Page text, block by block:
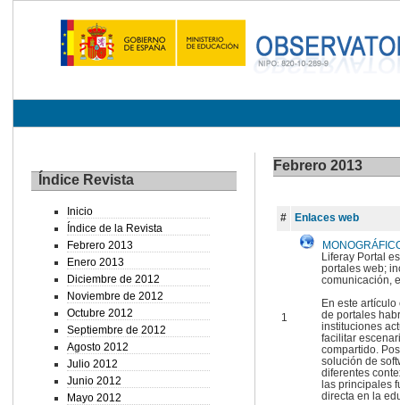
Índice Revista
Inicio
Índice de la Revista
Febrero 2013
Enero 2013
Diciembre de 2012
Noviembre de 2012
Octubre 2012
Septiembre de 2012
Agosto 2012
Julio 2012
Junio 2012
Mayo 2012
Febrero 2013
# Enlaces web
1
Liferay Portal
portales web;
comunicación,
En este
de portales
instituciones
facilitar
compartido.
solución de
diferentes
las principales
directa en la